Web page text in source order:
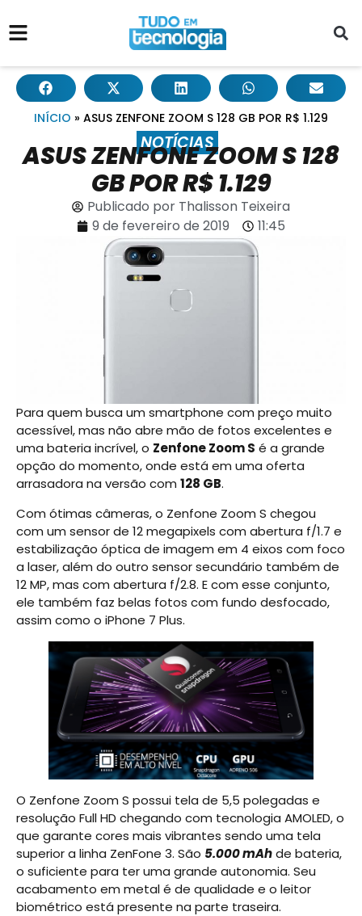
INÍCIO » ASUS ZENFONE ZOOM S 128 GB POR R$ 1.129
NOTÍCIAS
ASUS ZENFONE ZOOM S 128
GB POR R$ 1.129
Publicado por Thalisson Teixeira
9 de fevereiro de 2019
11:45
Para quem busca um smartphone com preço muito
acessível, mas não abre mão de fotos excelentes e
uma bateria incrível, o Zenfone Zoom S é a grande
opção do momento, onde está em uma oferta
arrasadora na versão com 128 GB.
Com ótimas câmeras, o Zenfone Zoom S chegou
com um sensor de 12 megapixels com abertura f/1.7 e
estabilização óptica de imagem em 4 eixos com foco
a laser, além do outro sensor secundário também de
12 MP, mas com abertura f/2.8. E com esse conjunto,
ele também faz belas fotos com fundo desfocado,
assim como o iPhone 7 Plus.
O Zenfone Zoom S possui tela de 5,5 polegadas e
resolução Full HD chegando com tecnologia AMOLED, o
que garante cores mais vibrantes sendo uma tela
superior a linha ZenFone 3. São 5.000 mAhde bateria,
o suficiente para ter uma grande autonomia. Seu
acabamento em metal é de qualidade e o leitor
biométrico está presente na parte traseira.